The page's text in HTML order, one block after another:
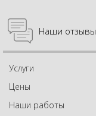
Наши отзывы
Услуги
Цены
Наши работы